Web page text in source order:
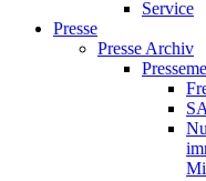
Service
Presse
Presse Archiv